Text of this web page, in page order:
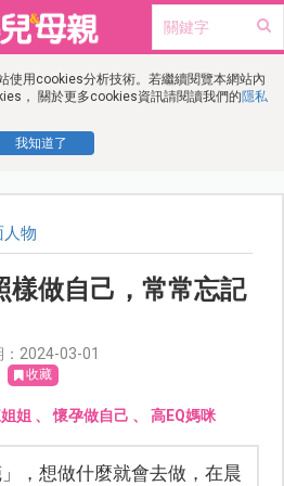
使用cookies分析技術。若繼續閱覽本網站內
， 關於更多cookies資訊請閱讀我們的隱私
我知道了
人物
樣做自己，常常忘記
2024-03-01
收藏
姐 、懷孕做自己 、 高EQ媽咪
，想做什麼就會去做，在晨